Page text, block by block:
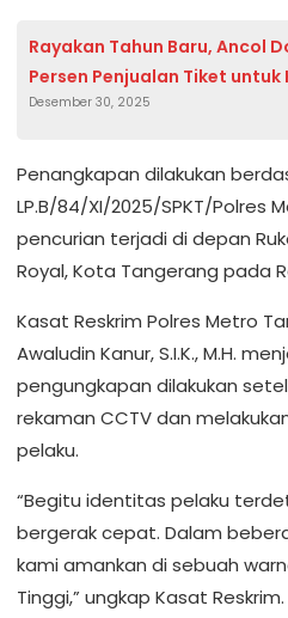
Rayakan Tahun Baru, Ancol
Persen Penjualan Tiket untuk
Bencana di Sumatra
Desember 30, 2025
Penangkapan dilakukan
LP.B/84/XI/2025/SPKT/Polres
pencurian terjadi di depan
Royal, Kota Tangerang pada
Kasat Reskrim Polres Metro
Awaludin Kanur, S.I.K., M.H.
pengungkapan dilakukan
rekaman CCTV dan
pelaku.
“Begitu identitas pelaku
bergerak cepat. Dalam
kami amankan di sebuah
Tinggi,” ungkap Kasat Reskrim.